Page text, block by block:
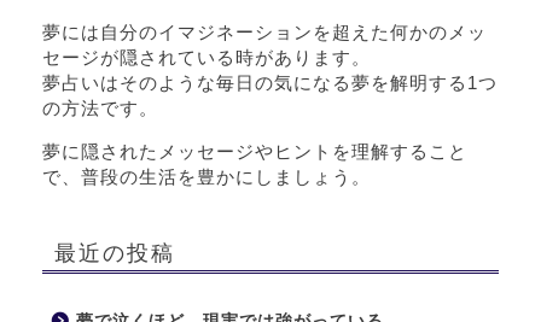
夢には自分のイマジネーションを超えた何かのメッ
セージが隠されている時があります。
夢占いはそのような毎日の気になる夢を解明する1つ
の方法です。
夢に隠されたメッセージやヒントを理解すること
で、普段の生活を豊かにしましょう。
最近の投稿